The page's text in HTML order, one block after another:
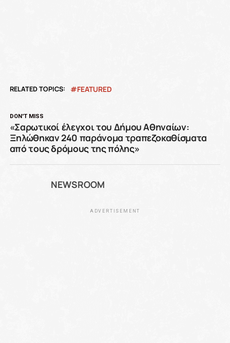
RELATED TOPICS: FEATURED
DON'T MISS
«Σαρωτικοί έλεγχοι του Δήμου Αθηναίων:
Ξηλώθηκαν 240 παράνομα τραπεζοκαθίσματα
από τους δρόμους της πόλης»
NEWSROOM
ADVERTISEMENT